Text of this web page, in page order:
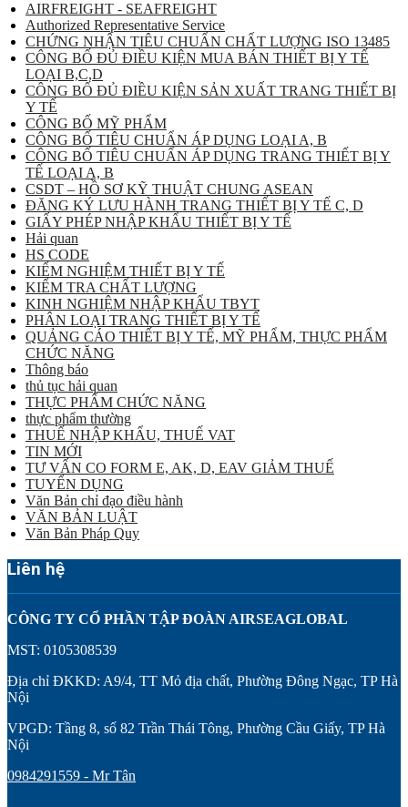
AIRFREIGHT - SEAFREIGHT
Authorized Representative Service
CHỨNG NHẬN TIÊU CHUẨN CHẤT LƯỢNG ISO 13485
CÔNG BỐ ĐỦ ĐIỀU KIỆN MUA BÁN THIẾT BỊ Y TẾ
LOẠI B,C,D
CÔNG BỐ ĐỦ ĐIỀU KIỆN SẢN XUẤT TRANG THIẾT BỊ
Y TẾ
CÔNG BỐ MỸ PHẨM
CÔNG BỐ TIÊU CHUẨN ÁP DỤNG LOẠI A, B
CÔNG BỐ TIÊU CHUẨN ÁP DỤNG TRANG THIẾT BỊ Y
TẾ LOẠI A, B
CSDT – HỒ SƠ KỸ THUẬT CHUNG ASEAN
ĐĂNG KÝ LƯU HÀNH TRANG THIẾT BỊ Y TẾ C, D
GIẤY PHÉP NHẬP KHẨU THIẾT BỊ Y TẾ
Hải quan
HS CODE
KIỂM NGHIỆM THIẾT BỊ Y TẾ
KIỂM TRA CHẤT LƯỢNG
KINH NGHIỆM NHẬP KHẨU TBYT
PHÂN LOẠI TRANG THIẾT BỊ Y TẾ
QUẢNG CÁO THIẾT BỊ Y TẾ, MỸ PHẨM, THỰC PHẨM
CHỨC NĂNG
Thông báo
thủ tục hải quan
THỰC PHẨM CHỨC NĂNG
thực phẩm thường
THUẾ NHẬP KHẨU, THUẾ VAT
TIN MỚI
TƯ VẤN CO FORM E, AK, D, EAV GIẢM THUẾ
TUYỂN DỤNG
Văn Bản chỉ đạo điều hành
VĂN BẢN LUẬT
Văn Bản Pháp Quy
Liên hệ
CÔNG TY CỔ PHẦN TẬP ĐOÀN AIRSEAGLOBAL
MST: 0105308539
Địa chỉ ĐKKD: A9/4, TT Mỏ địa chất, Phường Đông Ngạc, TP Hà
Nội
VPGD: Tầng 8, số 82 Trần Thái Tông, Phường Cầu Giấy, TP Hà
Nội
0984291559 - Mr Tân